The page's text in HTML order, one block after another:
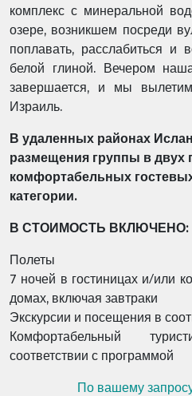
комплекс с минеральной
озере, возникшем посреди
поплавать, расслабиться и
белой глиной. Вечером
завершается, и мы
Израиль.
В удаленных районах
размещения группы в двух
комфортабельных
категории.
В СТОИМОСТЬ ВКЛЮЧЕНО:
Полеты
7 ночей в гостиницах и/или
домах, включая завтраки
Экскурсии и посещения в
Комфортабельный
соответствии с программой
По вашему